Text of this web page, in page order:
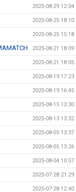
2025-08-29 12:04
2025-08-25 18:10
2025-08-25 15:18
2025-08-21 18:09
2025-08-21 18:05
2025-08-19 17:23
2025-08-19 16:45
2025-08-15 13:30
2025-08-13 13:32
2025-08-05 13:37
2025-08-05 13:26
2025-08-04 10:57
2025-07-28 21:29
2025-07-28 12:40